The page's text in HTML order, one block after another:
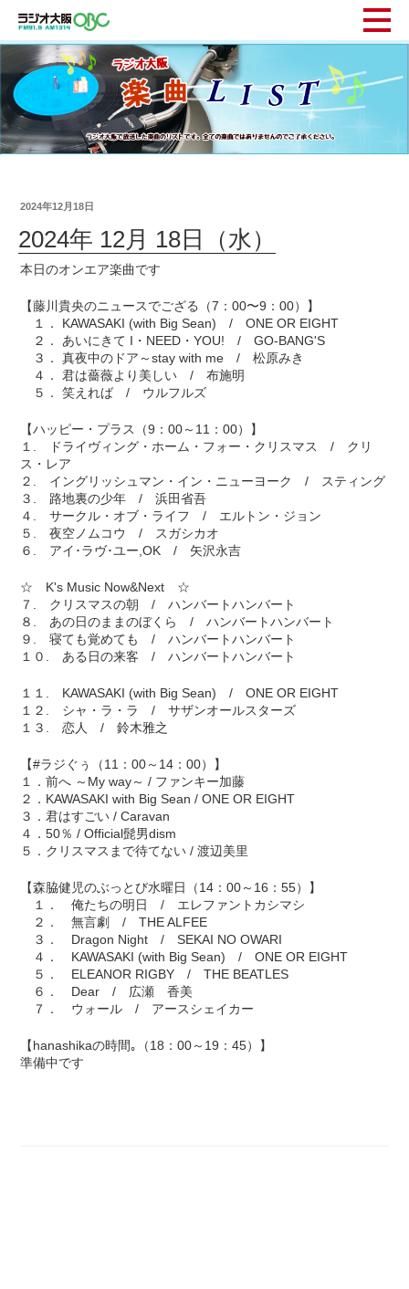
2024年12月18日
2024年 12月 18日（水）
本日のオンエア楽曲です
【藤川貴央のニュースでござる（7：00〜9：00）】
１． KAWASAKI (with Big Sean) / ONE OR EIGHT
２． あいにきて I・NEED・YOU! / GO-BANG'S
３． 真夜中のドア～stay with me / 松原みき
４． 君は薔薇より美しい / 布施明
５． 笑えれば / ウルフルズ
【ハッピー・プラス（9：00～11：00）】
１. ドライヴィング・ホーム・フォー・クリスマス / クリ
ス・レア
２. イングリッシュマン・イン・ニューヨーク / スティング
３. 路地裏の少年 / 浜田省吾
４. サークル・オブ・ライフ / エルトン・ジョン
５. 夜空ノムコウ / スガシカオ
６. アイ･ラヴ･ユー,OK / 矢沢永吉
☆ K's Music Now&Next ☆
７. クリスマスの朝 / ハンバートハンバート
８. あの日のままのぼくら / ハンバートハンバート
９. 寝ても覚めても / ハンバートハンバート
１０. ある日の来客 / ハンバートハンバート
１１. KAWASAKI (with Big Sean) / ONE OR EIGHT
１２. シャ・ラ・ラ / サザンオールスターズ
１３. 恋人 / 鈴木雅之
【#ラジぐぅ（11：00～14：00）】
１．前へ ～My way～ / ファンキー加藤
２．KAWASAKI with Big Sean / ONE OR EIGHT
３．君はすごい / Caravan
４．50％ / Official髭男dism
５．クリスマスまで待てない / 渡辺美里
【森脇健児のぶっとび水曜日（14：00～16：55）】
１． 俺たちの明日 / エレファントカシマシ
２． 無言劇 / THE ALFEE
３． Dragon Night / SEKAI NO OWARI
４． KAWASAKI (with Big Sean) / ONE OR EIGHT
５． ELEANOR RIGBY / THE BEATLES
６． Dear / 広瀬 香美
７． ウォール / アースシェイカー
【hanashikaの時間｡（18：00～19：45）】
準備中です